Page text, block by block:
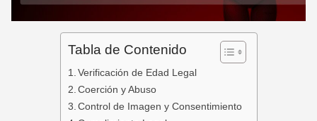
Tabla de Contenido
Verificación de Edad Legal
Coerción y Abuso
Control de Imagen y Consentimiento